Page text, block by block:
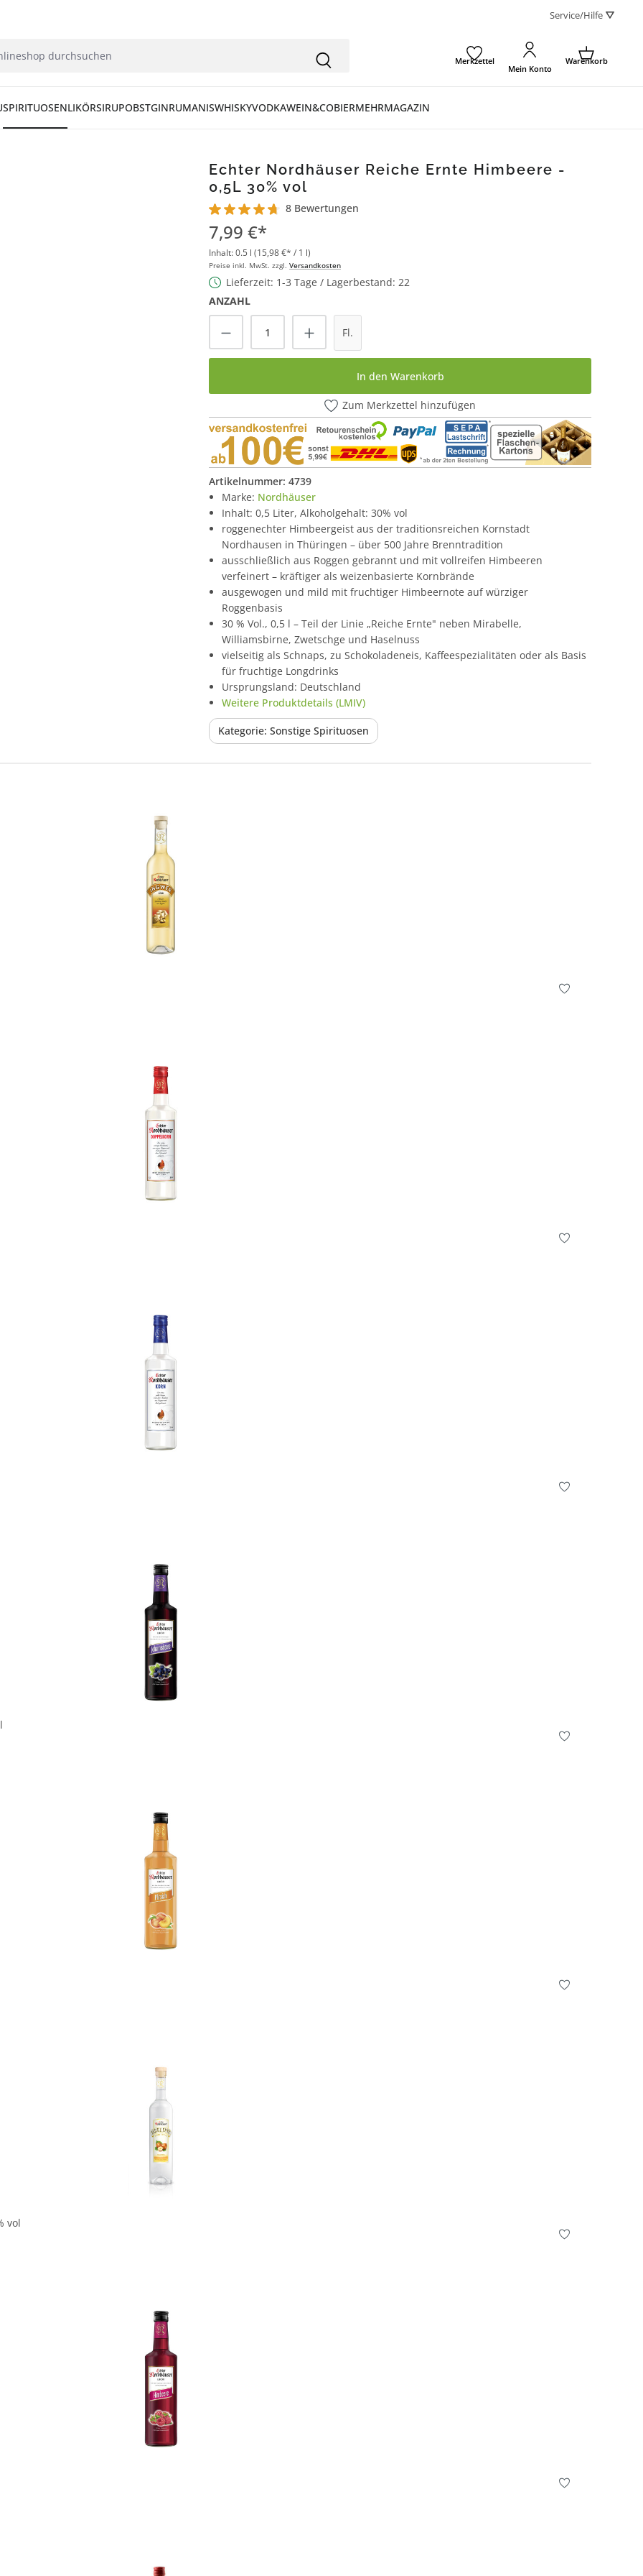
Service/Hilfe ⛛
Merkzettel
Mein Konto
Warenkorb
SPIRITUOSENLIKÖRSIRUPOBSTGINRUMANISWHISKYVODKAWEIN&COBIERMEHRMAGAZIN
Echter Nordhäuser Reiche Ernte Himbeere -
0,5L 30% vol
Durchschnittliche Bewertung von 4.6 von 5 Sternen
8 Bewertungen
7,99 €*
Inhalt:0.5 l (15,98 €* / 1 l)
Preise inkl. MwSt. zzgl. Versandkosten
Lieferzeit: 1-3 Tage / Lagerbestand: 22
ANZAHL
Produkt Anzahl: Gib den gewünschten Wert ein
Fl.
In den Warenkorb
Zum Merkzettel hinzufügen
Artikelnummer: 4739
Marke: Nordhäuser
Inhalt: 0,5 Liter, Alkoholgehalt: 30% vol
roggenechter Himbeergeist aus der traditionsreichen Kornstadt
Nordhausen in Thüringen – über 500 Jahre Brenntradition
ausschließlich aus Roggen gebrannt und mit vollreifen Himbeeren
verfeinert – kräftiger als weizenbasierte Kornbrände
ausgewogen und mild mit fruchtiger Himbeernote auf würziger
Roggenbasis
30 % Vol., 0,5 l – Teil der Linie „Reiche Ernte" neben Mirabelle,
Williamsbirne, Zwetschge und Haselnuss
vielseitig als Schnaps, zu Schokoladeneis, Kaffeespezialitäten oder als Basis
für fruchtige Longdrinks
Ursprungsland: Deutschland
Weitere Produktdetails (LMIV)
Kategorie: Sonstige Spirituosen
In den Korb
In den Korb
In den Korb
In den Korb
vol
In den Korb
In den Korb